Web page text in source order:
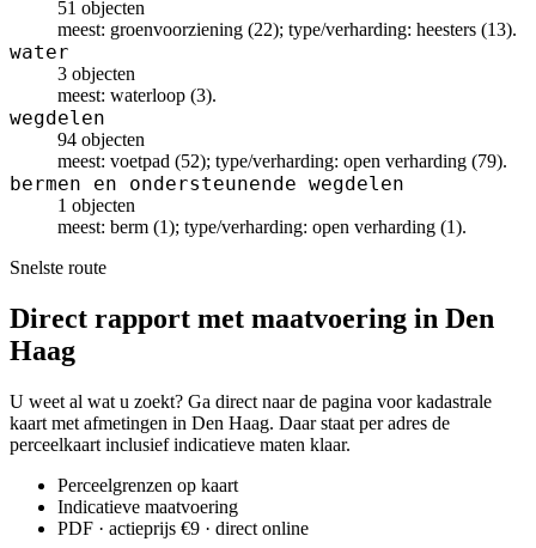
51 objecten
meest: groenvoorziening (22); type/verharding: heesters (13).
water
3 objecten
meest: waterloop (3).
wegdelen
94 objecten
meest: voetpad (52); type/verharding: open verharding (79).
bermen en ondersteunende wegdelen
1 objecten
meest: berm (1); type/verharding: open verharding (1).
Snelste route
Direct rapport met maatvoering in Den
Haag
U weet al wat u zoekt? Ga direct naar de pagina voor kadastrale
kaart met afmetingen in Den Haag. Daar staat per adres de
perceelkaart inclusief indicatieve maten klaar.
Perceelgrenzen op kaart
Indicatieve maatvoering
PDF · actieprijs €9 · direct online